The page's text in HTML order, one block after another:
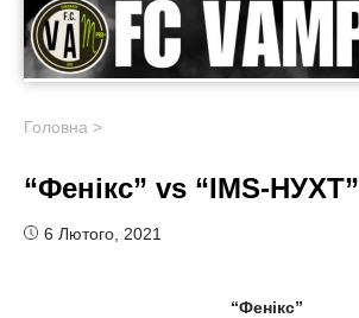
Головна >
“Фенікс” vs “IMS-НУХТ”
6 Лютого, 2021
“Фенікс”